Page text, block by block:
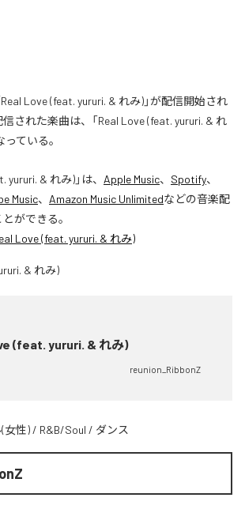
Love (feat. yururi. & れみ)」が配信開始され
された楽曲は、「Real Love (feat. yururi. & れ
っている。
yururi. & れみ)」は、 Apple Music、 Spotify、
Music、 Amazon Music Unlimitedなどの音楽配
ができる。
Love (feat. yururi. & れみ)
(feat. yururi. & れみ)
reunion_RibbonZ
女性) / R&B/Soul / ダンス